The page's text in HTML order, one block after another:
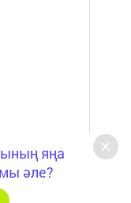
яңа
әле?